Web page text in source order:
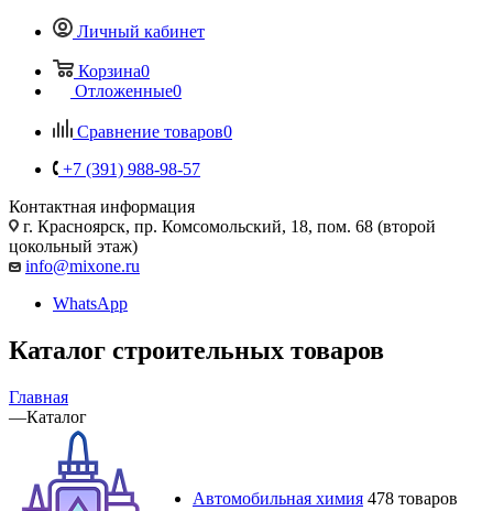
Личный кабинет
Корзина0
Отложенные0
Сравнение товаров0
+7 (391) 988-98-57
Контактная информация
г. Красноярск, пр. Комсомольский, 18, пом. 68 (второй
цокольный этаж)
info@mixone.ru
WhatsApp
Каталог строительных товаров
Главная
—Каталог
Автомобильная химия 478 товаров